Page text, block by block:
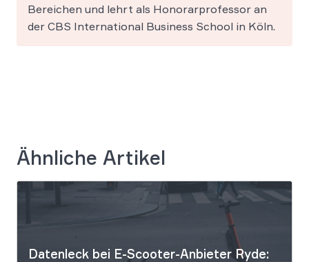
Bereichen und lehrt als Honorarprofessor an
der CBS International Business School in Köln.
Ähnliche Artikel
Datenleck bei E-Scooter-Anbieter Ryde: